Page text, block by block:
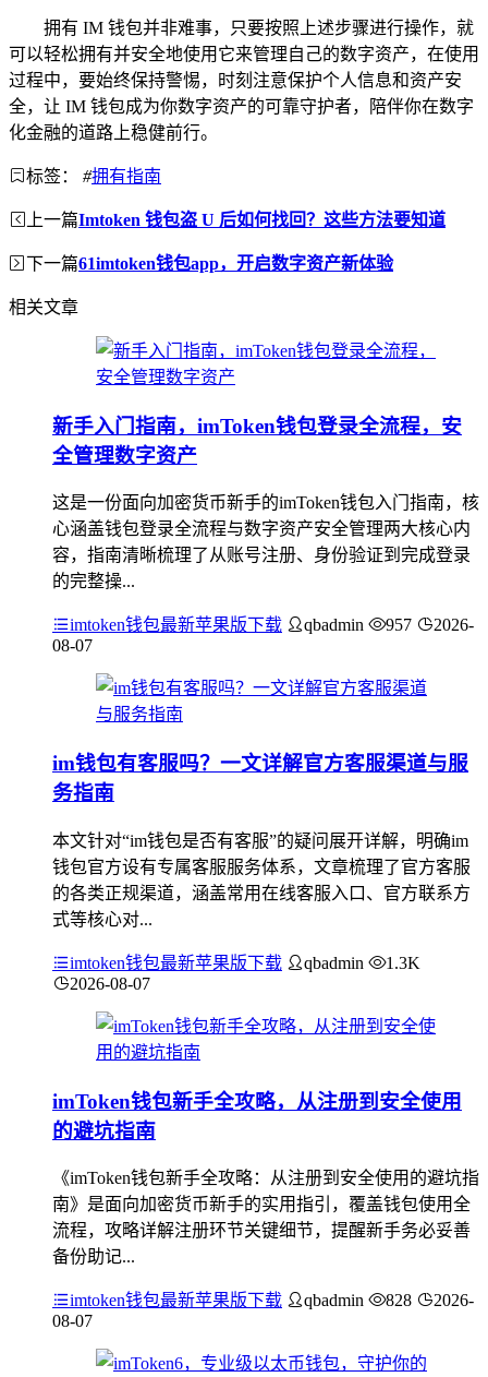
拥有 IM 钱包并非难事，只要按照上述步骤进行操作，就
可以轻松拥有并安全地使用它来管理自己的数字资产，在使用
过程中，要始终保持警惕，时刻注意保护个人信息和资产安
全，让 IM 钱包成为你数字资产的可靠守护者，陪伴你在数字
化金融的道路上稳健前行。
标签： #拥有指南
上一篇Imtoken 钱包盗 U 后如何找回？这些方法要知道
下一篇61imtoken钱包app，开启数字资产新体验
相关文章
新手入门指南，imToken钱包登录全流程，安
全管理数字资产
这是一份面向加密货币新手的imToken钱包入门指南，核
心涵盖钱包登录全流程与数字资产安全管理两大核心内
容，指南清晰梳理了从账号注册、身份验证到完成登录
的完整操...
imtoken钱包最新苹果版下载 qbadmin 957
2026-
08-07
im钱包有客服吗？一文详解官方客服渠道与服
务指南
本文针对“im钱包是否有客服”的疑问展开详解，明确im
钱包官方设有专属客服服务体系，文章梳理了官方客服
的各类正规渠道，涵盖常用在线客服入口、官方联系方
式等核心对...
imtoken钱包最新苹果版下载 qbadmin
1.3K
2026-08-07
imToken钱包新手全攻略，从注册到安全使用
的避坑指南
《imToken钱包新手全攻略：从注册到安全使用的避坑指
南》是面向加密货币新手的实用指引，覆盖钱包使用全
流程，攻略详解注册环节关键细节，提醒新手务必妥善
备份助记...
imtoken钱包最新苹果版下载 qbadmin 828
2026-
08-07